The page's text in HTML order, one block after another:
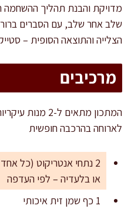
מדויקת והבנת תהליך ההשחמה
שלב אחר שלב, עם הסברים
הצלייה והתוצאה הסופית –
מרכיבים
לארוחה בהרכבה חופשית
או בלעדיה – לפי העדפה
1 כף שמן זית איכותי